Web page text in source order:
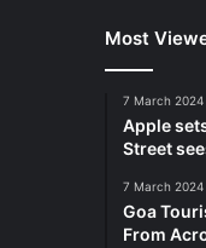
Most
7 March 2024
Apple
Street
7 March 2024
Goa
From